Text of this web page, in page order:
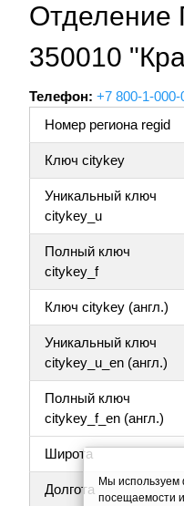
Отделение
350010
Телефон: +7 800-1-000-
Номер региона regid
Ключ citykey
Уникальный ключ
citykey_u
Полный ключ
citykey_f
Ключ citykey (англ.)
Уникальный ключ
citykey_u_en (англ.)
Полный ключ
citykey_f_en (англ.)
Широта
Долгота
Мы используем
посещаемости